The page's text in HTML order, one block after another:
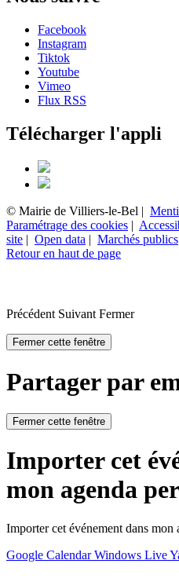
Facebook
Instagram
Tiktok
Youtube
Vimeo
Flux RSS
Télécharger l'appli
© Mairie de Villiers-le-Bel |
Paramétrage des cookies |
site | Open data | Marchés publics
Retour en haut de page
Précédent Suivant Fermer
Fermer cette fenêtre
Partager par
Fermer cette fenêtre
Importer cet
mon agenda
Importer cet événement dans mon
Google CalendarWindows Live